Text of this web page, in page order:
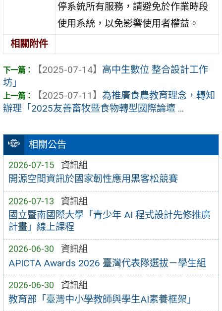
相關公告
2026-07-15 資訊組
開源空間資訊於國家韌性應用黑客松競賽
2026-07-13 資訊組
國立暨南國際大學「青少年 AI 程式設計先修推廣
計畫」線上課程
2026-06-30 資訊組
APICTA Awards 2026 臺灣代表隊選拔－學生組
2026-06-30 資訊組
教育部「臺灣中小學教師與學生AI素養框架」
停系統所有服務，請避免於作業時段
使用系統，以免影響使用者權益。
相關附件
【2025-07-14】 高中生數位 整合設計工作
坊」
【2025-07-11】 為推廣食農教育理念，轉知
辦理「2025友善畜牧暨食物轉型國際論壇 ...